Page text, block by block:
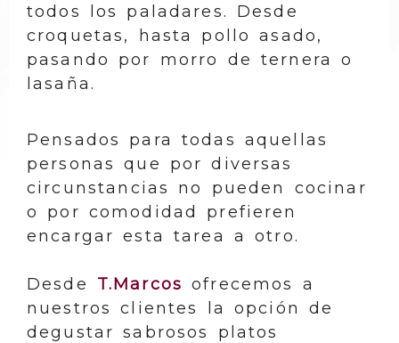
todos los paladares. Desde
croquetas, hasta pollo asado,
pasando por morro de ternera o
lasaña.
Pensados para todas aquellas
personas que por diversas
circunstancias no pueden cocinar
o por comodidad prefieren
encargar esta tarea a otro.
Desde T.Marcos ofrecemos a
nuestros clientes la opción de
degustar sabrosos platos